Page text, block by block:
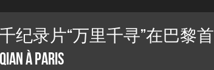
纪录片“万里千寻”在巴黎首
à Paris